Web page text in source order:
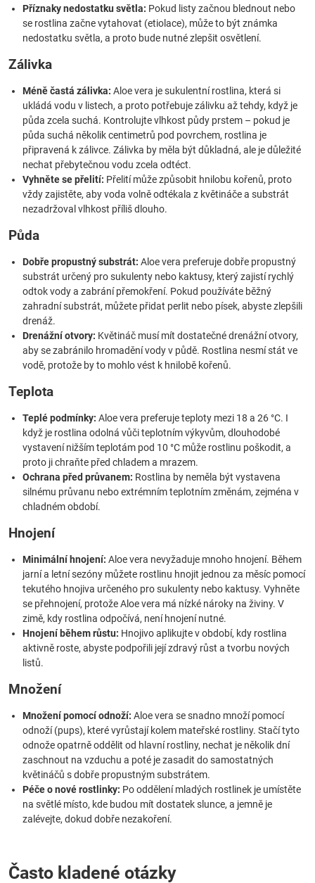
Příznaky nedostatku světla: Pokud listy začnou blednout nebo
se rostlina začne vytahovat (etiolace), může to být známka
nedostatku světla, a proto bude nutné zlepšit osvětlení.
Zálivka
Méně častá zálivka: Aloe vera je sukulentní rostlina, která si
ukládá vodu v listech, a proto potřebuje zálivku až tehdy, když je
půda zcela suchá. Kontrolujte vlhkost půdy prstem – pokud je
půda suchá několik centimetrů pod povrchem, rostlina je
připravená k zálivce. Zálivka by měla být důkladná, ale je důležité
nechat přebytečnou vodu zcela odtéct.
Vyhněte se přelití: Přelití může způsobit hnilobu kořenů, proto
vždy zajistěte, aby voda volně odtékala z květináče a substrát
nezadržoval vlhkost příliš dlouho.
Půda
Dobře propustný substrát: Aloe vera preferuje dobře propustný
substrát určený pro sukulenty nebo kaktusy, který zajistí rychlý
odtok vody a zabrání přemokření. Pokud používáte běžný
zahradní substrát, můžete přidat perlit nebo písek, abyste zlepšili
drenáž.
Drenážní otvory: Květináč musí mít dostatečné drenážní otvory,
aby se zabránilo hromadění vody v půdě. Rostlina nesmí stát ve
vodě, protože by to mohlo vést k hnilobě kořenů.
Teplota
Teplé podmínky: Aloe vera preferuje teploty mezi 18 a 26 °C. I
když je rostlina odolná vůči teplotním výkyvům, dlouhodobé
vystavení nižším teplotám pod 10 °C může rostlinu poškodit, a
proto ji chraňte před chladem a mrazem.
Ochrana před průvanem: Rostlina by neměla být vystavena
silnému průvanu nebo extrémním teplotním změnám, zejména v
chladném období.
Hnojení
Minimální hnojení: Aloe vera nevyžaduje mnoho hnojení. Během
jarní a letní sezóny můžete rostlinu hnojit jednou za měsíc pomocí
tekutého hnojiva určeného pro sukulenty nebo kaktusy. Vyhněte
se přehnojení, protože Aloe vera má nízké nároky na živiny. V
zimě, kdy rostlina odpočívá, není hnojení nutné.
Hnojení během růstu: Hnojivo aplikujte v období, kdy rostlina
aktivně roste, abyste podpořili její zdravý růst a tvorbu nových
listů.
Množení
Množení pomocí odnoží: Aloe vera se snadno množí pomocí
odnoží (pups), které vyrůstají kolem mateřské rostliny. Stačí tyto
odnože opatrně oddělit od hlavní rostliny, nechat je několik dní
zaschnout na vzduchu a poté je zasadit do samostatných
květináčů s dobře propustným substrátem.
Péče o nové rostlinky: Po oddělení mladých rostlinek je umístěte
na světlé místo, kde budou mít dostatek slunce, a jemně je
zalévejte, dokud dobře nezakoření.
Často kladené otázky